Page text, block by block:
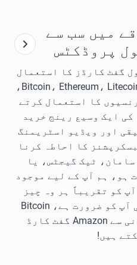
میں سب سے
پروڈکٹس
گفٹ کارڈز کا استعمال
کرتے ہوئے، آپ Bitcoin، Ethereum، Litecoin، Solana،
کرنسیوں کا استعمال کرتے
ایک وسیع رینج خرید
اور ویڈیو اسٹریمنگ
کا احاطہ کرنا
ٹیک گیجٹس، یا
ہو، ہم آپ کے لیے موجود
کو تقریباً ہر وہ چیز
حاصل کرنے کے لیے جس کی آپ کو ضرورت ہے، Bitcoin
یا دیگر کرپٹو سے آسانی سے Amazon گفٹ کارڈ
ہیں!